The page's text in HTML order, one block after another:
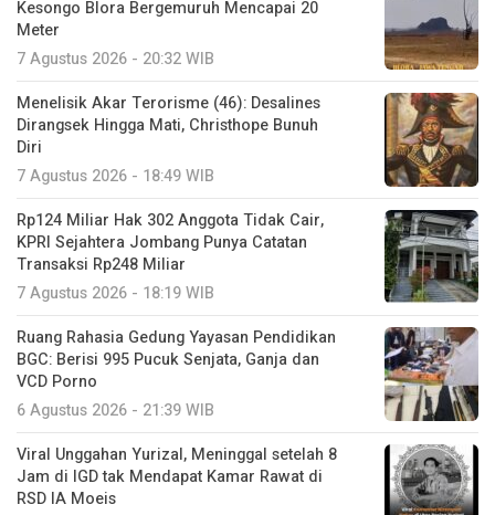
Kesongo Blora Bergemuruh Mencapai 20
Meter
7 Agustus 2026 - 20:32 WIB
Menelisik Akar Terorisme (46): Desalines
Dirangsek Hingga Mati, Christhope Bunuh
Diri
7 Agustus 2026 - 18:49 WIB
Rp124 Miliar Hak 302 Anggota Tidak Cair,
KPRI Sejahtera Jombang Punya Catatan
Transaksi Rp248 Miliar
7 Agustus 2026 - 18:19 WIB
Ruang Rahasia Gedung Yayasan Pendidikan
BGC: Berisi 995 Pucuk Senjata, Ganja dan
VCD Porno
6 Agustus 2026 - 21:39 WIB
Viral Unggahan Yurizal, Meninggal setelah 8
Jam di IGD tak Mendapat Kamar Rawat di
RSD IA Moeis